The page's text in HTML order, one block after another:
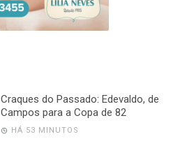
Craques do Passado: Edevaldo, de
Campos para a Copa de 82
HÁ 53 MINUTOS